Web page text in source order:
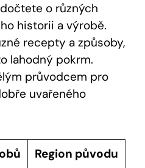
o⁤ různých
‍historii a⁣ výrobě.
recepty a způsoby,
lahodný pokrm.
průvodcem pro
uvařeného
Region původu